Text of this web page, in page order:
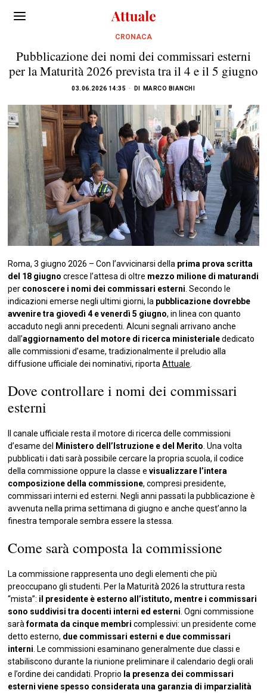
CRONACA
Pubblicazione dei nomi dei commissari esterni
per la Maturità 2026 prevista tra il 4 e il 5 giugno
03.06.2026 14:35 DI MARCO BIANCHI
Roma, 3 giugno 2026 – Con l’avvicinarsi della prima prova scritta
del 18 giugno cresce l’attesa di oltre mezzo milione di maturandi
per conoscere i nomi dei commissari esterni . Secondo le
indicazioni emerse negli ultimi giorni, la pubblicazione dovrebbe
avvenire tra giovedì 4 e venerdì 5 giugno, in linea con quanto
accaduto negli anni precedenti. Alcuni segnali arrivano anche
dall’aggiornamento del motore di ricerca ministerialededicato
alle commissioni d’esame, tradizionalmente il preludio alla
diffusione ufficiale dei nominativi, riportaAttuale
Dove controllare i nomi dei commissari
esterni
Il canale ufficiale resta il motore di ricerca delle commissioni
d’esame del
Ministero dell’Istruzione e del Merito . Una volta
pubblicati i dati sarà possibile cercare la propria scuola, il codice
della commissione oppure la classe evisualizzare l’intera
composizione della commissione, compresi presidente,
commissari interni ed esterni. Negli anni passati la pubblicazione è
avvenuta nella prima settimana di giugno e anche quest’anno la
finestra temporale sembra essere la stessa.
Come sarà composta la commissione
La commissione rappresenta uno degli elementi che più
preoccupano gli studenti. Per la Maturità 2026 la struttura resta
“mista”: il presidente è esterno all’istituto, mentre i commissari
sono suddivisi tra docenti interni ed esterni . Ogni commissione
saràformata da cinque membri complessivi: un presidente come
detto esterno, due commissari esterni e due commissari
interni . Le commissioni esaminano generalmente due classi e
stabiliscono durante la riunione preliminare il calendario degli orali
e l’ordine dei candidati. Proprio la presenza dei commissari
esterni viene spesso considerata una garanzia di imparzialità